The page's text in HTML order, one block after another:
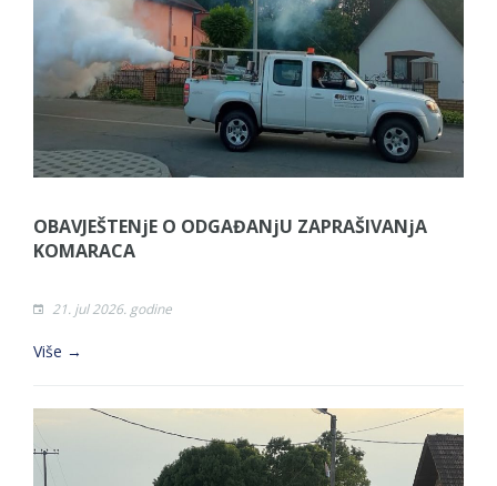
OBAVJEŠTENjE O ODGAĐANjU ZAPRAŠIVANjA
KOMARACA
21. jul 2026. godine
Više →